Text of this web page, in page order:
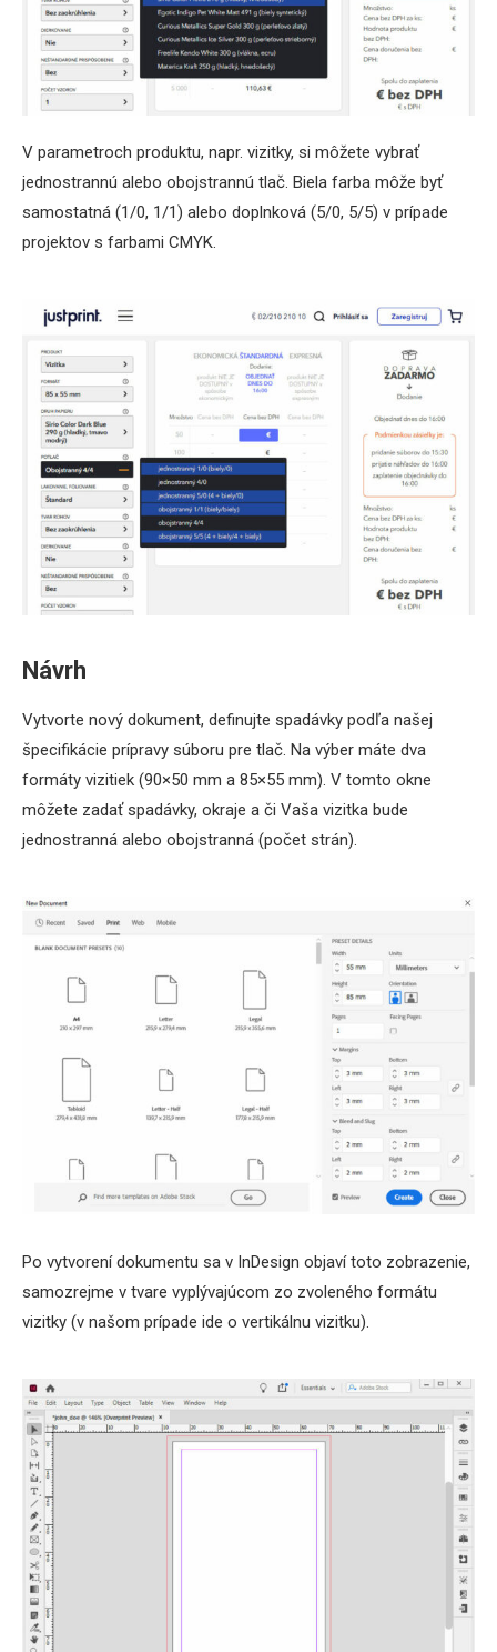
V parametroch produktu, napr. vizitky, si môžete vybrať
jednostrannú alebo obojstrannú tlač. Biela farba môže byť
samostatná (1/0, 1/1) alebo doplnková (5/0, 5/5) v prípade
projektov s farbami CMYK.
Návrh
Vytvorte nový dokument, definujte spadávky podľa našej
špecifikácie prípravy súboru pre tlač. Na výber máte dva
formáty vizitiek (90×50 mm a 85×55 mm). V tomto okne
môžete zadať spadávky, okraje a či Vaša vizitka bude
jednostranná alebo obojstranná (počet strán).
Po vytvorení dokumentu sa v InDesign objaví toto zobrazenie,
samozrejme v tvare vyplývajúcom zo zvoleného formátu
vizitky (v našom prípade ide o vertikálnu vizitku).